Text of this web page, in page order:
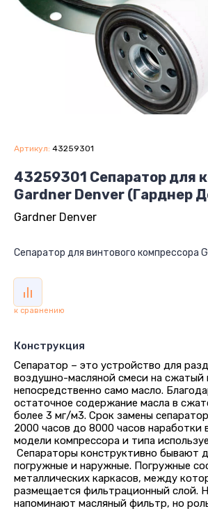
Артикул: 43259301
43259301 Сепаратор для
Gardner Denver (Гарднер
Gardner Denver
Сепаратор для винтового компрессора
к сравнению
Конструкция
Сепаратор – это устройство для
воздушно-масляной смеси на сжатый
непосредственно само масло.
остаточное содержание масла в
более 3 мг/м3. Срок замены
2000 часов до 8000 часов наработки
модели компрессора и типа
Сепараторы конструктивно бывают
погружные и наружные. Погружные
металлических каркасов, между
размещается фильтрационный слой.
напоминают масляный фильтр, но